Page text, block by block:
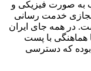
به صورت فیزیکی و
خدمت رسانی
در همه جای ایران
هماهنگی با پست
که دسترسی